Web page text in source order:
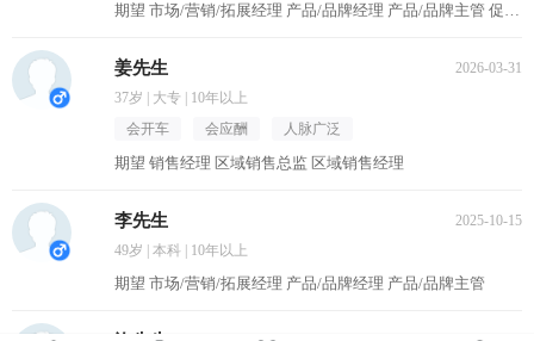
期望 市场/营销/拓展经理 产品/品牌经理 产品/品牌主管 促销主管/督导 区域销售经理
姜先生
2026-03-31
37岁 | 大专 | 10年以上
会开车
会应酬 人脉广泛
期望 销售经理 区域销售总监 区域销售经理
李先生
2025-10-15
49岁 | 本科 | 10年以上
期望 市场/营销/拓展经理 产品/品牌经理 产品/品牌主管